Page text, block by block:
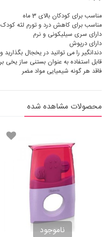
مناسب برای کودکان بالای 3 ماه
مناسب برای کاهش درد و تورم لثه کودک
دارای سری سیلیکونی و نرم
دارای درپوش
دندانگیر را می توانید در یخجال
قابل استفاده به عنوان بستنی ساز یخی برای
فاقد هر گونه شیمیایی مواد مضر
محصولات مشاهده شده
ناموجود